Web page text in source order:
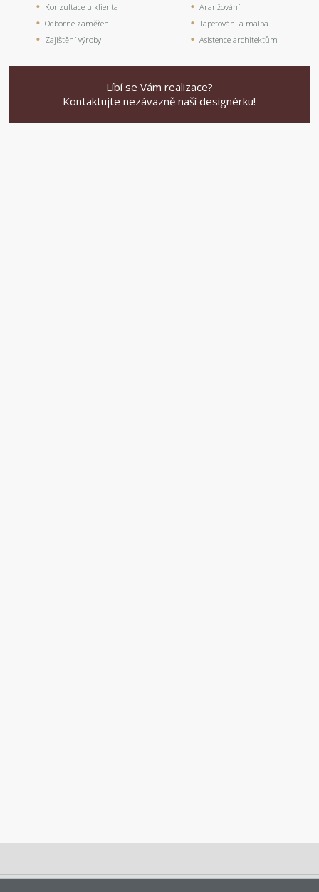
Konzultace u klienta
Odborné zaměření
Zajištění výroby
Aranžování
Tapetování a malba
Asistence architektům
Líbí se Vám realizace?
Kontaktujte nezávazně naší designérku!